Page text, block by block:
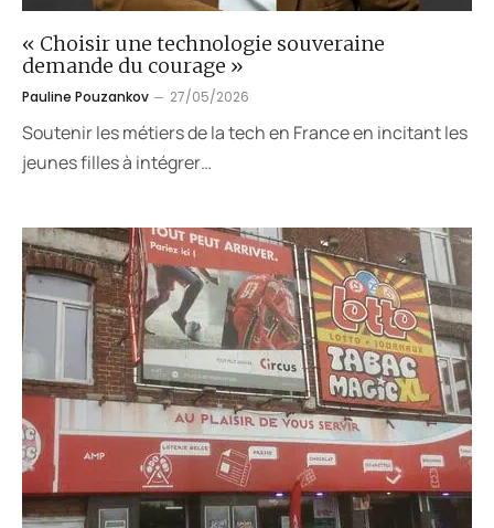
« Choisir une technologie souveraine
demande du courage »
Pauline Pouzankov 27/05/2026
Soutenir les métiers de la tech en France en incitant les
jeunes filles à intégrer…